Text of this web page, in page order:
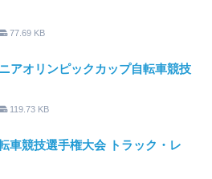
77.69 KB
アオリンピックカップ自転車競技
119.73 KB
車競技選手権大会 トラック・レ